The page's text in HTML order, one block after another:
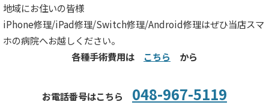
地域にお住いの皆様
iPhone修理/iPad修理/Switch修理/Android修理はぜひ当店スマ
ホの病院へお越しください。
各種手術費用は こちら から
お電話番号はこちら 048-967-5119